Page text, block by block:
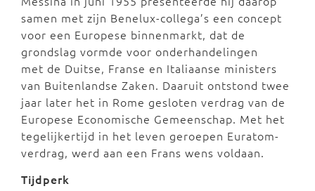
samen met zijn Benelux-collega’s een concept
voor een Europese binnenmarkt, dat de
grondslag vormde voor onderhandelingen
met de Duitse, Franse en Italiaanse ministers
van Buitenlandse Zaken. Daaruit ontstond twee
jaar later het in Rome gesloten verdrag van de
Europese Economische Gemeenschap. Met het
tegelijkertijd in het leven geroepen Euratom-
verdrag, werd aan een Frans wens voldaan.
Tijdperk